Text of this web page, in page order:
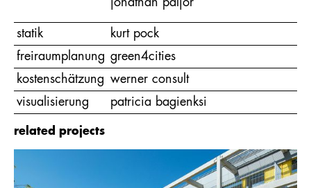
jonathan paljor
statik
kurt pock
freiraumplanung green4cities
kostenschätzung werner consult
visualisierung
patricia bagienksi
related projects